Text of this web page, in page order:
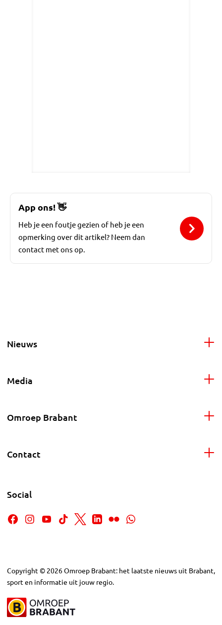
App ons!👋
Heb je een foutje gezien of heb je een
opmerking over dit artikel? Neem dan
contact met ons op.
Nieuws
Media
Omroep Brabant
Contact
Social
Copyright © 2026Omroep Brabant: het laatste nieuws uit Brabant,
sport en informatie uit jouw regio.